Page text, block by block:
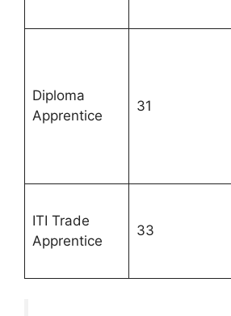
Diploma
Apprentice
31
ITI Trade
Apprentice
33